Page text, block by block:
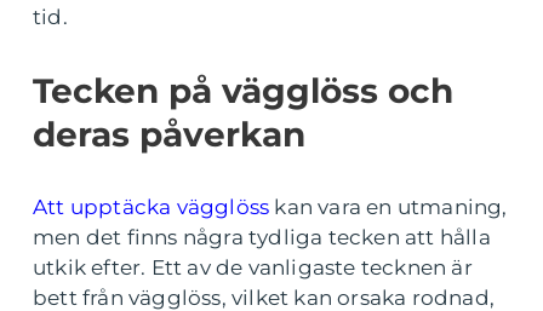
tid.
Tecken på vägglöss och
deras påverkan
Att upptäcka vägglöss kan vara en utmaning,
men det finns några tydliga tecken att hålla
utkik efter. Ett av de vanligaste tecknen är
bett från vägglöss, vilket kan orsaka rodnad,